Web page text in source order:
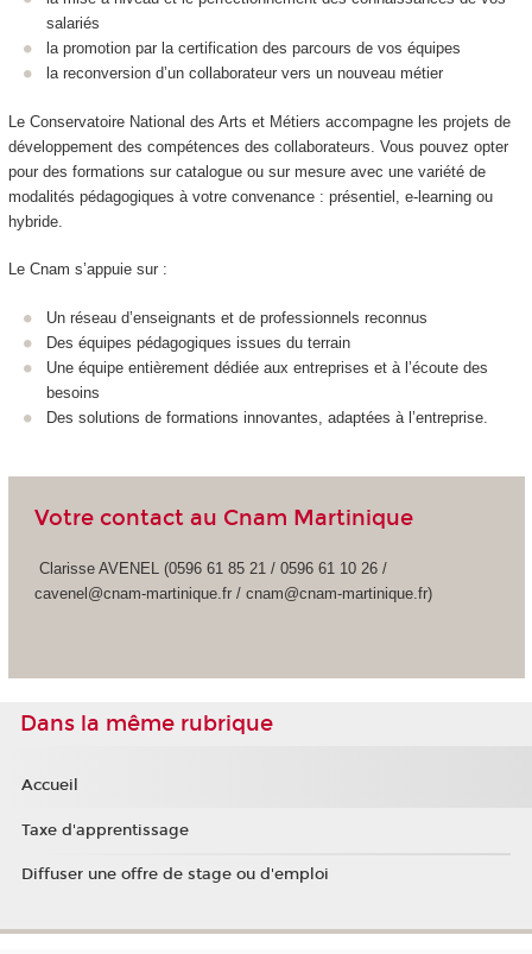
salariés
la promotion par la certification des parcours de vos équipes
la reconversion d’un collaborateur vers un nouveau métier
Le Conservatoire National des Arts et Métiers accompagne les projets de
développement des compétences des collaborateurs. Vous pouvez opter
pour des formations sur catalogue ou sur mesure avec une variété de
modalités pédagogiques à votre convenance : présentiel, e-learning ou
hybride.
Le Cnam s’appuie sur :
Un réseau d’enseignants et de professionnels reconnus
Des équipes pédagogiques issues du terrain
Une équipe entièrement dédiée aux entreprises et à l’écoute des
besoins
Des solutions de formations innovantes, adaptées à l’entreprise.
Votre contact au Cnam Martinique
Clarisse AVENEL (0596 61 85 21 / 0596 61 10 26 /
cavenel@cnam-martinique.fr / cnam@cnam-martinique.fr)
Dans la même rubrique
Accueil
Taxe d'apprentissage
Diffuser une offre de stage ou d'emploi